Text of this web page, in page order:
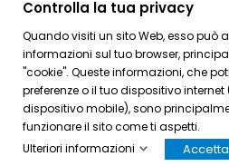
PRODOTTI
ACQUISTI
ACCOUNT
HOME ACCOUNT
Controlla la tua privacy
Quando visiti un sito Web, esso può
informazioni sul tuo browser,
"cookie". Queste informazioni, che
preferenze o il tuo dispositivo
dispositivo mobile), sono
funzionare il sito come ti aspetti.
Ulteriori informazioni